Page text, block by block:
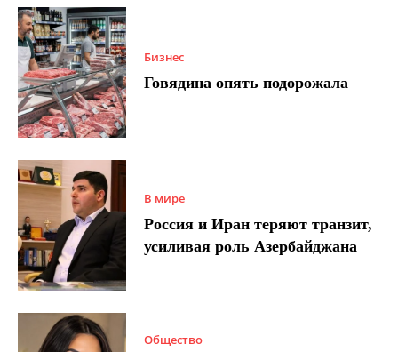
Бизнес
Говядина опять подорожала
В мире
Россия и Иран теряют транзит,
усиливая роль Азербайджана
Общество